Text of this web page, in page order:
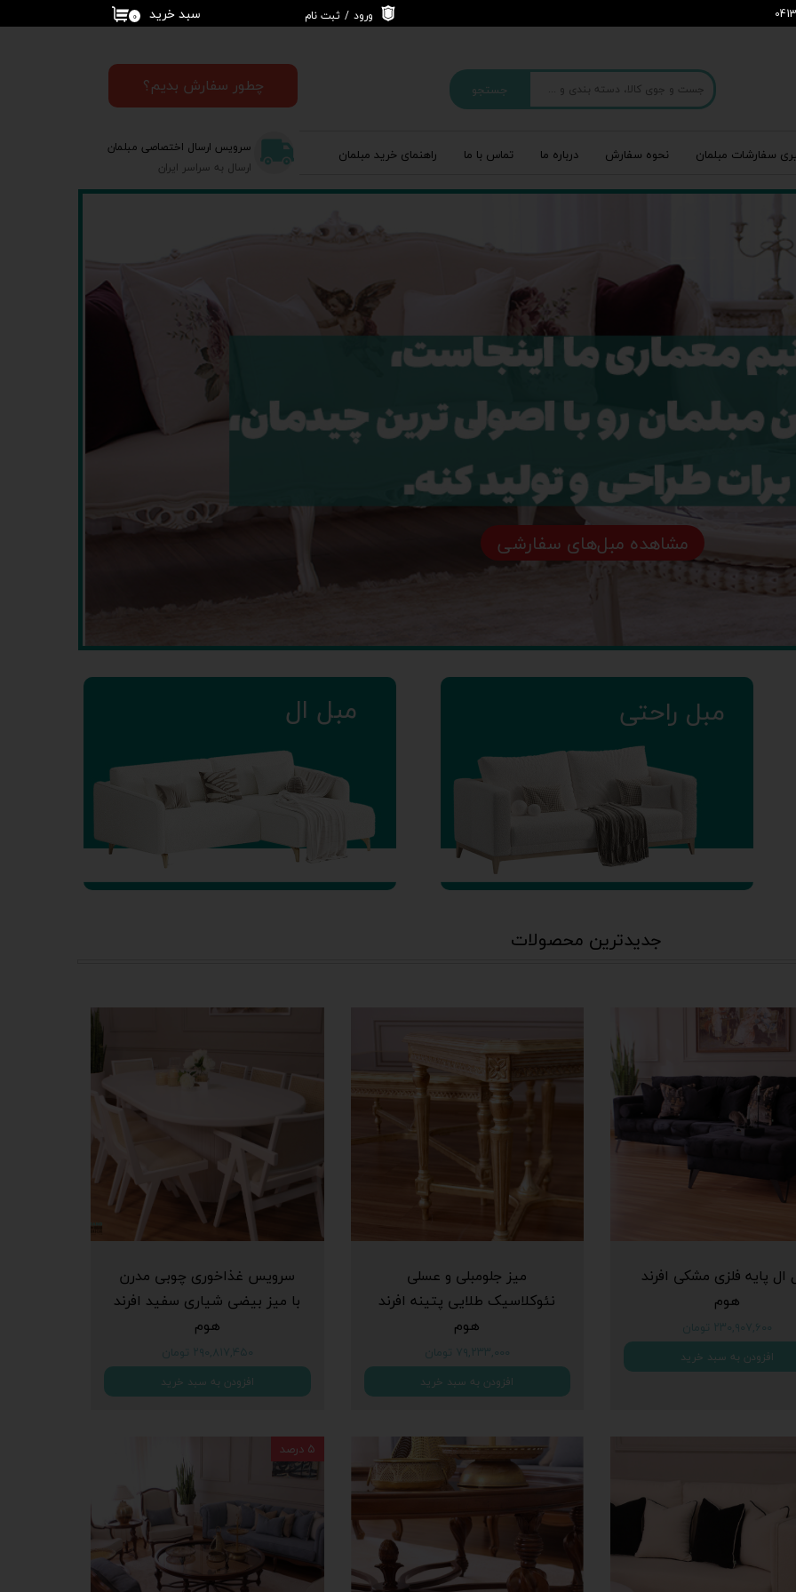
جستجو
سرویس ارسال اختصاصی مبلمان
ارسال به سراسر ایران
۰ سبد خرید ورود / ثبت نام
خروج از حساب
سفارشات مبلمان نحوه سفارش درباره‌ ما تماس با ما راهنمای خرید مبلمان
چطور سفارش بدیم؟
مشاهده مبل‌های سفارشی
مبل ال مبل راحتی
جدیدترین محصولات
ال پایه فلزی مشکی افرند
هوم
۲۳۰,۹۰۷,۶۰۰ تومان
افزودن به سبد خرید
میز جلومبلی و عسلی
نئوکلاسیک طلایی پتینه افرند
هوم
۷۹,۲۳۳,۰۰۰ تومان
افزودن به سبد خرید
سرویس غذاخوری چوبی مدرن
با میز بیضی شیاری سفید افرند
هوم
۲۹۰,۸۱۷,۴۵۰ تومان
افزودن به سبد خرید
۵ درصد